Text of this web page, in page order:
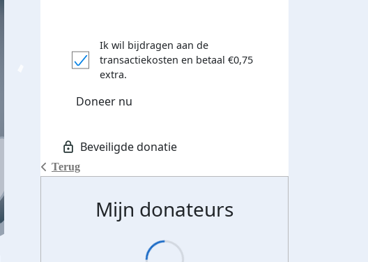
Donateurs bedankt
Terug
Ik wil bijdragen aan de
transactiekosten en betaal €0,75
extra.
Doneer nu
Mijn donateurs